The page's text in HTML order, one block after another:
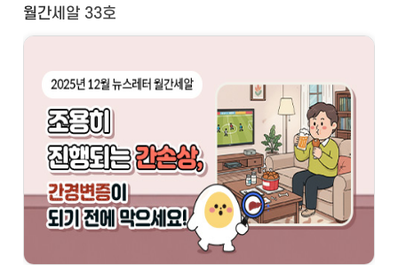
월간세알 33호